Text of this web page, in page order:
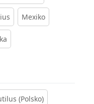
Mexiko
(Polsko)